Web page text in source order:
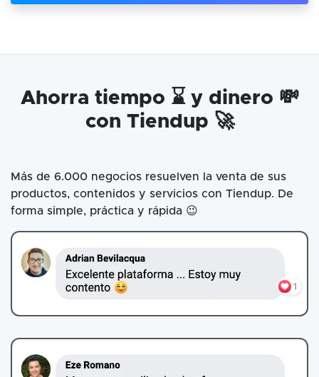
Ahorra tiempo ⌛ y dinero 💸
con Tiendup 🚀
Más de 6.000 negocios resuelven la venta de sus
productos, contenidos y servicios con Tiendup. De
forma simple, práctica y rápida 😉